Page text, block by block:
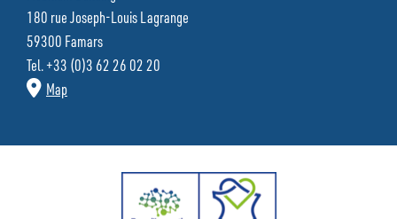
180 rue Joseph-Louis Lagrange
59300 Famars
Tel. +33 (0)3 62 26 02 20
Map